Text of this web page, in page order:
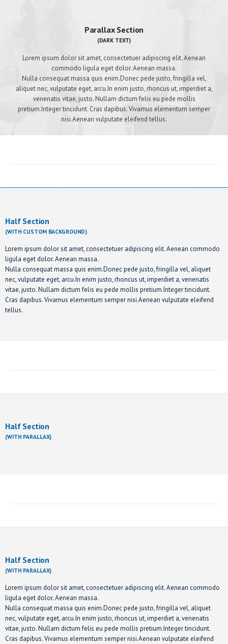
Parallax Section
(DARK TEXT)
Lorem ipsum dolor sit amet, consectetuer adipiscing elit. Aenean
commodo ligula eget dolor. Aenean massa.
Nulla consequat massa quis enim.Donec pede justo, fringilla vel,
aliquet nec, vulputate eget, arcu.In enim justo, rhoncus ut, imperdiet a,
venenatis vitae, justo. Nullam dictum felis eu pede mollis
pretium.Integer tincidunt. Cras dapibus. Vivamus elementum semper
nisi.Aenean vulputate eleifend tellus.
Half Section
(WITH CUSTOM BACKGROUND)
Lorem ipsum dolor sit amet, consectetuer adipiscing elit. Aenean commodo
ligula eget dolor. Aenean massa.
Nulla consequat massa quis enim.Donec pede justo, fringilla vel, aliquet
nec, vulputate eget, arcu.In enim justo, rhoncus ut, imperdiet a, venenatis
vitae, justo. Nullam dictum felis eu pede mollis pretium.Integer tincidunt.
Cras dapibus. Vivamus elementum semper nisi.Aenean vulputate eleifend
tellus.
Half Section
(WITH PARALLAX)
Half Section
(WITH PARALLAX)
Lorem ipsum dolor sit amet, consectetuer adipiscing elit. Aenean commodo
ligula eget dolor. Aenean massa.
Nulla consequat massa quis enim.Donec pede justo, fringilla vel, aliquet
nec, vulputate eget, arcu.In enim justo, rhoncus ut, imperdiet a, venenatis
vitae, justo. Nullam dictum felis eu pede mollis pretium.Integer tincidunt.
Cras dapibus. Vivamus elementum semper nisi.Aenean vulputate eleifend